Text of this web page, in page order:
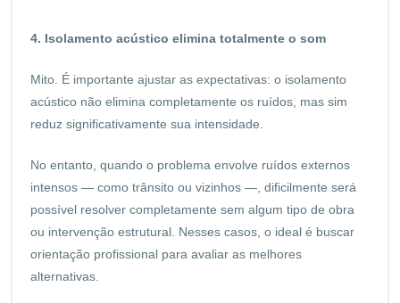
4. Isolamento acústico elimina totalmente o som
Mito. É importante ajustar as expectativas: o isolamento
acústico não elimina completamente os ruídos, mas sim
reduz significativamente sua intensidade.
No entanto, quando o problema envolve ruídos externos
intensos — como trânsito ou vizinhos —, dificilmente será
possível resolver completamente sem algum tipo de obra
ou intervenção estrutural. Nesses casos, o ideal é buscar
orientação profissional para avaliar as melhores
alternativas.